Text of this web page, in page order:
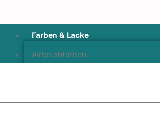
Farben & Lacke
Airbrushfarben
Farbzusätze & Verdünner